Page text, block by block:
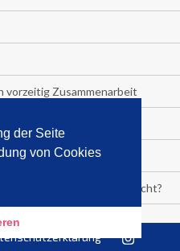
der Seite
von Cookies
vorzeitig Zusammenarbeit
seit 2013 vervierfacht?